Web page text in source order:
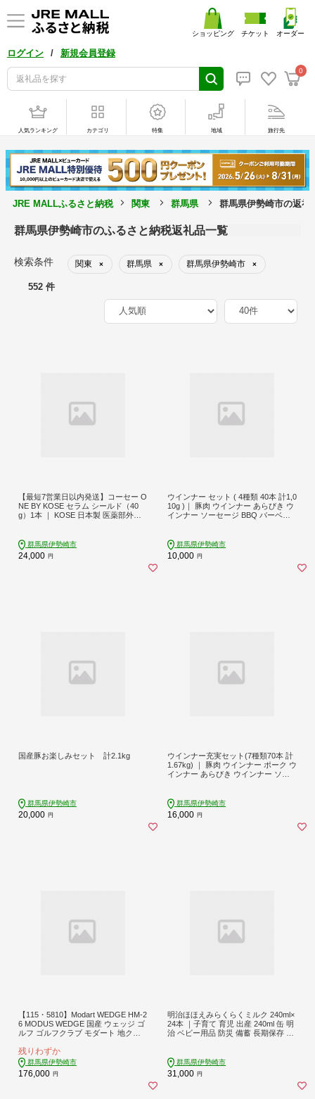
ログイン / 新規会員登録
0
ショッピング チケット オーダー
人気ランキング カテゴリ 特集 地域 旅行先
JRE MALLふるさと納税 関東 群馬県 群馬県伊勢崎市の返礼
群馬県伊勢崎市のふるさと納税返礼品一覧
検索条件 関東 × 群馬県 × 群馬県伊勢崎市 ×
552 件
【最短7営業日以内発送】コーセー O
NE BY KOSE セラム シールド（40
g）1本 ｜ KOSE 日本製 医薬部外品
あれ くすみ 根本ケア エイジングケ
ア スキンケア 保湿 水分保持
群馬県伊勢崎市
24,000 円
ウインナー セット ( 4種類 40本 計1,0
10g )｜ 豚肉 ウインナー あらびき ウ
インナー ソーセージ BBQ バーベキ
食 おつまみ 食べ比べ そーせーじ パ
ーティー 真空パック ソーセージ ウ
インナー 群馬 伊勢崎
群馬県伊勢崎市
10,000 円
国産豚お楽しみセット 計2.1kg
群馬県伊勢崎市
20,000 円
ウインナー充実セット(7種類70本 計
1.67kg) ｜ 豚肉 ウインナー ポーク ウ
インナー あらびき ウインナー ソー
惣菜 詰め合わせ お弁当 朝食 食べ比
べ おつまみ そーせーじ パーティー
真空パック ソーセージ ウインナー
群馬県伊勢崎市
16,000 円
【115・5810】Modart WEDGE HM-2
6 MODUS WEDGE 国産 ウェッジ ゴ
ルフ ゴルフクラブ モダート 地クラ
残りわずか
群馬県伊勢崎市
176,000 円
明治ほほえみらくらくミルク 240ml×
24本 ｜子育て 育児 出産 240ml 缶 明
治 ベビー用品 防災 備蓄 長期保存 赤
群馬県伊勢崎市
31,000 円